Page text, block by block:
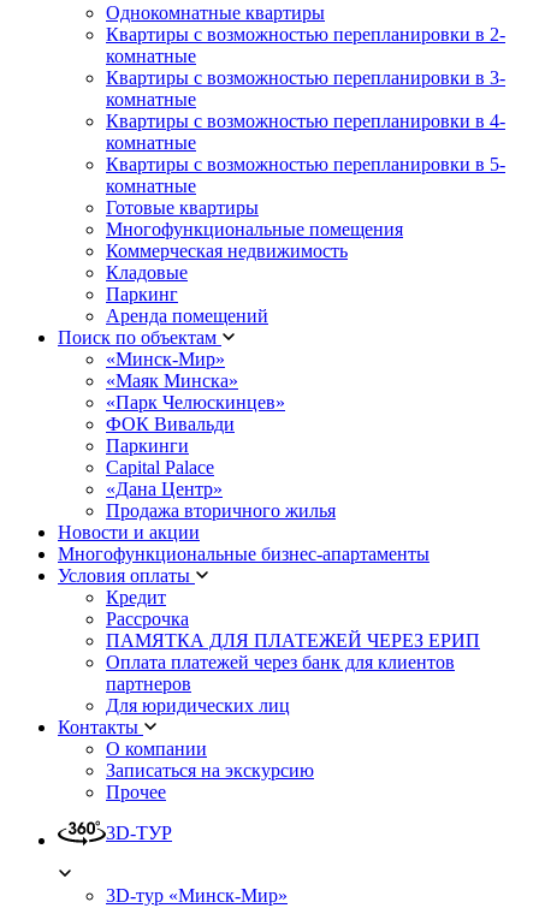
Однокомнатные квартиры
Квартиры с возможностью перепланировки в 2-
комнатные
Квартиры с возможностью перепланировки в 3-
комнатные
Квартиры с возможностью перепланировки в 4-
комнатные
Квартиры с возможностью перепланировки в 5-
комнатные
Готовые квартиры
Многофункциональные помещения
Коммерческая недвижимость
Кладовые
Паркинг
Аренда помещений
Поиск по объектам
«Минск-Мир»
«Маяк Минска»
«Парк Челюскинцев»
ФОК Вивальди
Паркинги
Capital Palace
«Дана Центр»
Продажа вторичного жилья
Новости и акции
Многофункциональные бизнес-апартаменты
Условия оплаты
Кредит
Рассрочка
ПАМЯТКА ДЛЯ ПЛАТЕЖЕЙ ЧЕРЕЗ ЕРИП
Оплата платежей через банк для клиентов
партнеров
Для юридических лиц
Контакты
О компании
Записаться на экскурсию
Прочее
3D-ТУР
3D-тур «Минск-Мир»